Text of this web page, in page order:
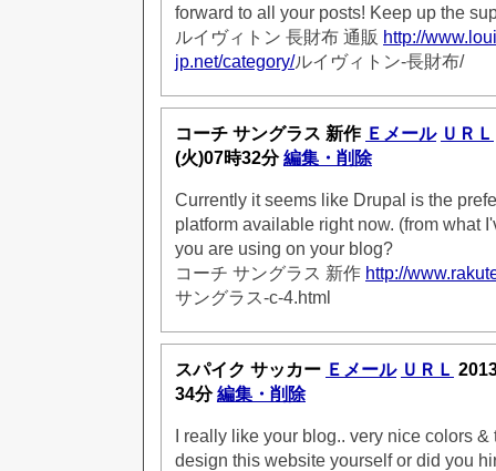
forward to all your posts! Keep up the
ルイヴィトン 長財布 通販 http://
jp.net/category/ルイヴィトン-長財布/
コーチ サングラス 新作 Ｅメール ＵＲＬ
(火)07時32分編集・削除
Currently it seems like Drupal is the
platform available right now. (from what
you are using on your blog?
コーチ サングラス 新作 http://
サングラス-c-4.html
スパイク サッカー Ｅメール ＵＲＬ
34分編集・削除
I really like your blog.. very nice colors &
design this website yourself or did you